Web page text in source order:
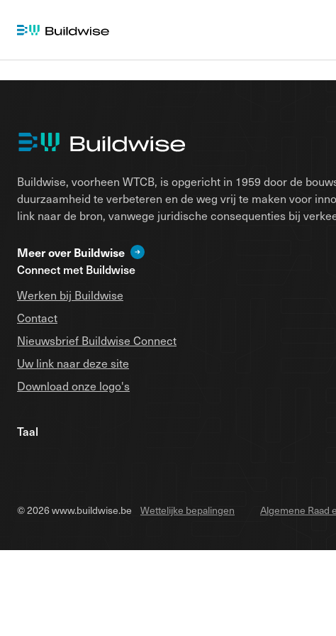
Buildwise, voorheen WTCB, is opgericht in 1959 door de
duurzaamheid te verbeteren en de weg vrij te maken voor
link naar de bron, vanwege juridische consequenties bij
Meer over Buildwise
Connect met Buildwise
Werken bij Buildwise
Contact
Nieuwsbrief Buildwise Connect
Uw link naar deze site
Download onze logo's
Taal
© 2026 www.buildwise.be Wettelijke bepalingen Algemene Raad